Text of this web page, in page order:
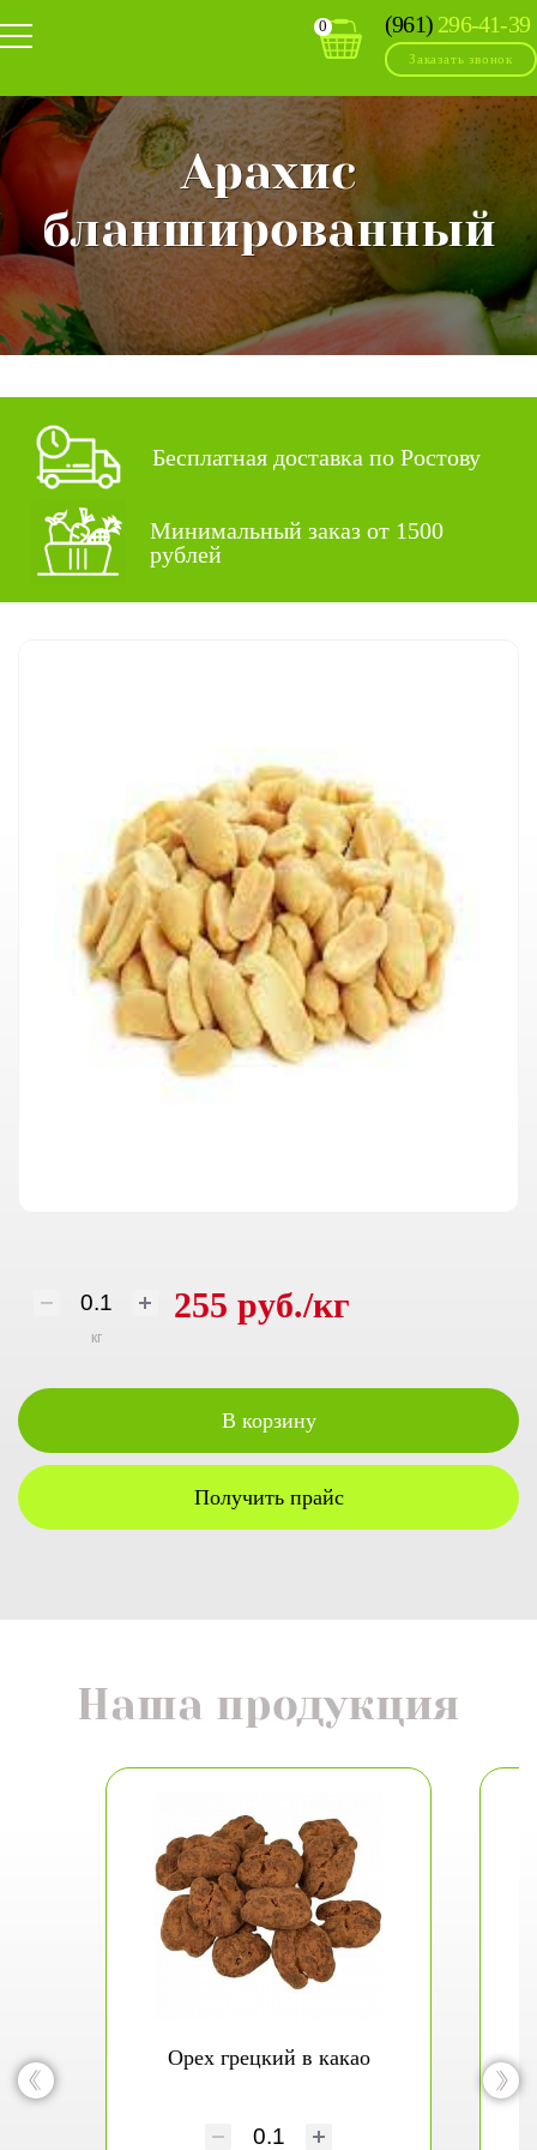
0 (961) 296-41-39
Заказать звонок
Арахис
бланшированный
Бесплатная доставка по Ростову
Минимальный заказ от 1500
рублей
кг
255 руб./кг
В корзину
Получить прайс
Наша продукция
Орех грецкий в какао